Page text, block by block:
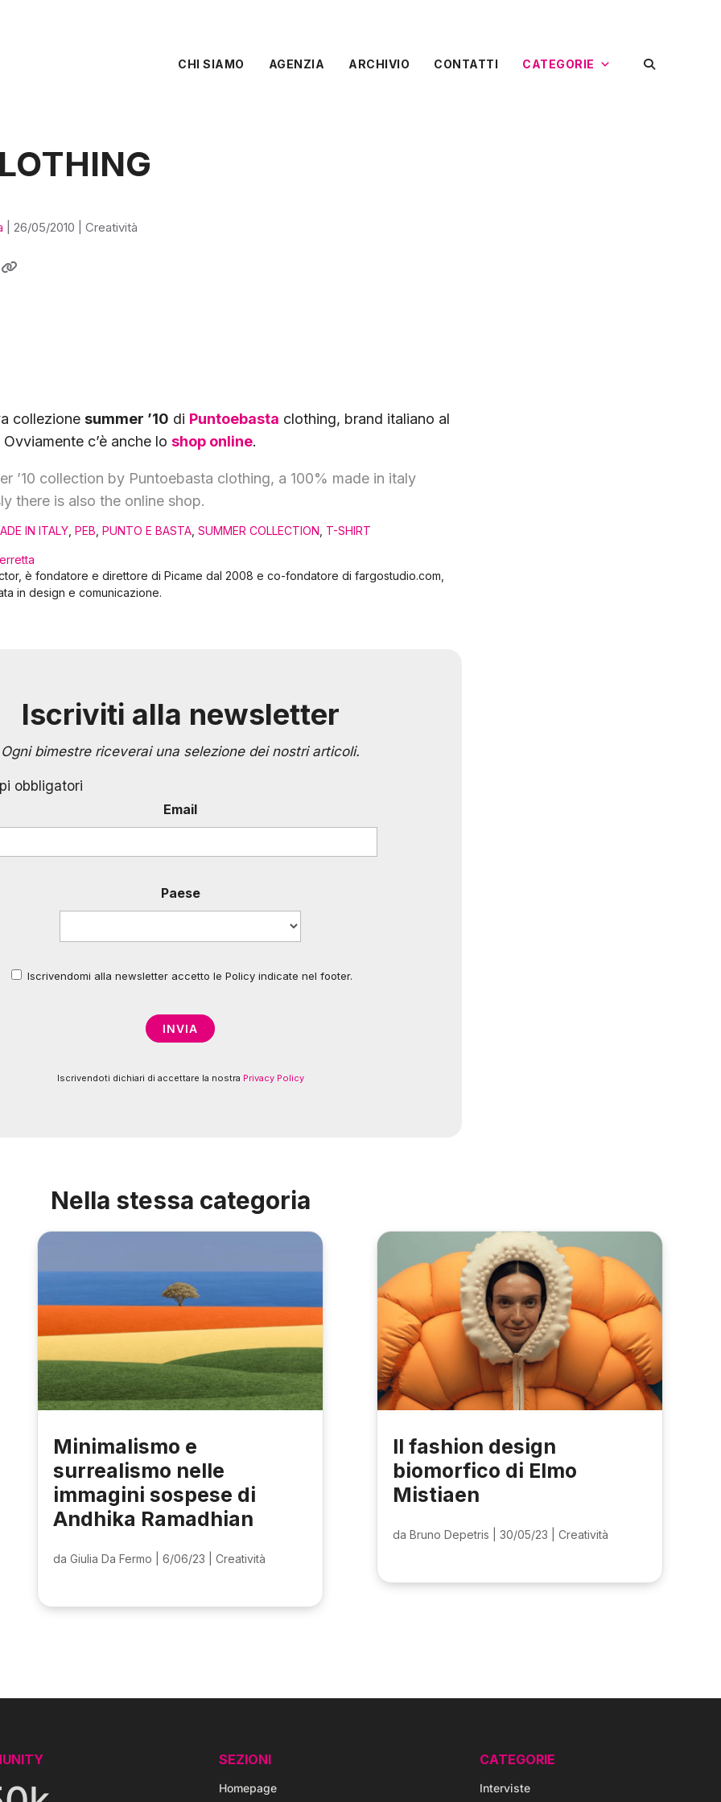
CHI SIAMO AGENZIA ARCHIVIO CONTATTI CATEGORIE
26/05/2010 Creatività
collezione summer ’10 di Puntoebasta clothing, brand italiano al
c’è anche lo shop online.
’10 collection by Puntoebasta clothing, a 100% made in italy
there is also the online shop.
IN ITALY PEB PUNTO E BASTA SUMMER COLLECTION T-SHIRT
è fondatore e direttore di Picame dal 2008 e co-fondatore di fargostudio.com,
in design e comunicazione.
Iscriviti alla newsletter
Ogni bimestre riceverai una selezione dei nostri articoli.
obbligatori
Email
Paese
*
Iscrivendomi alla newsletter accetto le Policy indicate nel footer.
Iscrivendoti dichiari di accettare la nostra Privacy Policy
Nella stessa categoria
Minimalismo e
surrealismo nelle
immagini sospese di
Andhika Ramadhian
da Giulia Da Fermo 6/06/23 Creatività
Il fashion design
biomorfico di Elmo
Mistiaen
da Bruno Depetris 30/05/23 Creatività
SEZIONI
Homepage
CATEGORIE
Interviste